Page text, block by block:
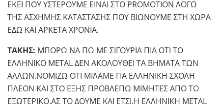
ΕΚΕΙ ΠΟΥ ΥΣΤΕΡΟΥΜΕ ΕΙΝΑΙ ΣΤΟ PROMOTION ΛΟΓΩ
ΤΗΣ ΑΣΧΗΜΗΣ ΚΑΤΑΣΤΑΣΗΣ ΠΟΥ ΒΙΩΝΟΥΜΕ ΣΤΗ ΧΩΡΑ
ΕΔΩ ΚΑΙ ΑΡΚΕΤΑ ΧΡΟΝΙΑ.
ΤΑΚΗΣ: ΜΠΟΡΩ ΝΑ ΠΩ ΜΕ ΣΙΓΟΥΡΙΑ ΠΙΑ ΟΤΙ ΤΟ
ΕΛΛΗΝΙΚΟ MΕTAL ΔΕΝ ΑΚΟΛΟΥΘΕΙ ΤΑ ΒΗΜΑΤΑ ΤΩΝ
ΑΛΛΩΝ.ΝΟΜΙΖΩ ΟΤΙ ΜΙΛΑΜΕ ΓΙΑ ΕΛΛΗΝΙΚΗ ΣΧΟΛΗ
ΠΛΕΟΝ ΚΑΙ ΣΤΟ ΕΞΗΣ ΠΡΟΒΛΕΠΩ ΜΙΜΗΤΕΣ ΑΠΟ ΤΟ
ΕΞΩΤΕΡΙΚΟ.ΑΣ ΤΟ ΔΟΥΜΕ ΚΑΙ ΕΤΣΙ.Η ΕΛΛΗΝΙΚΗ ΜΕΤΑL